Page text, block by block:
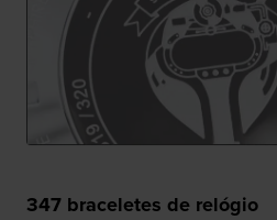
347 braceletes de relógio